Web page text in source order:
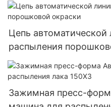
Цепь автоматической
распыления
Зажимная пресс-